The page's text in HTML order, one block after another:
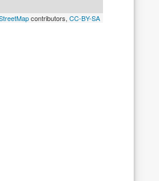
contributors, CC-BY-SA